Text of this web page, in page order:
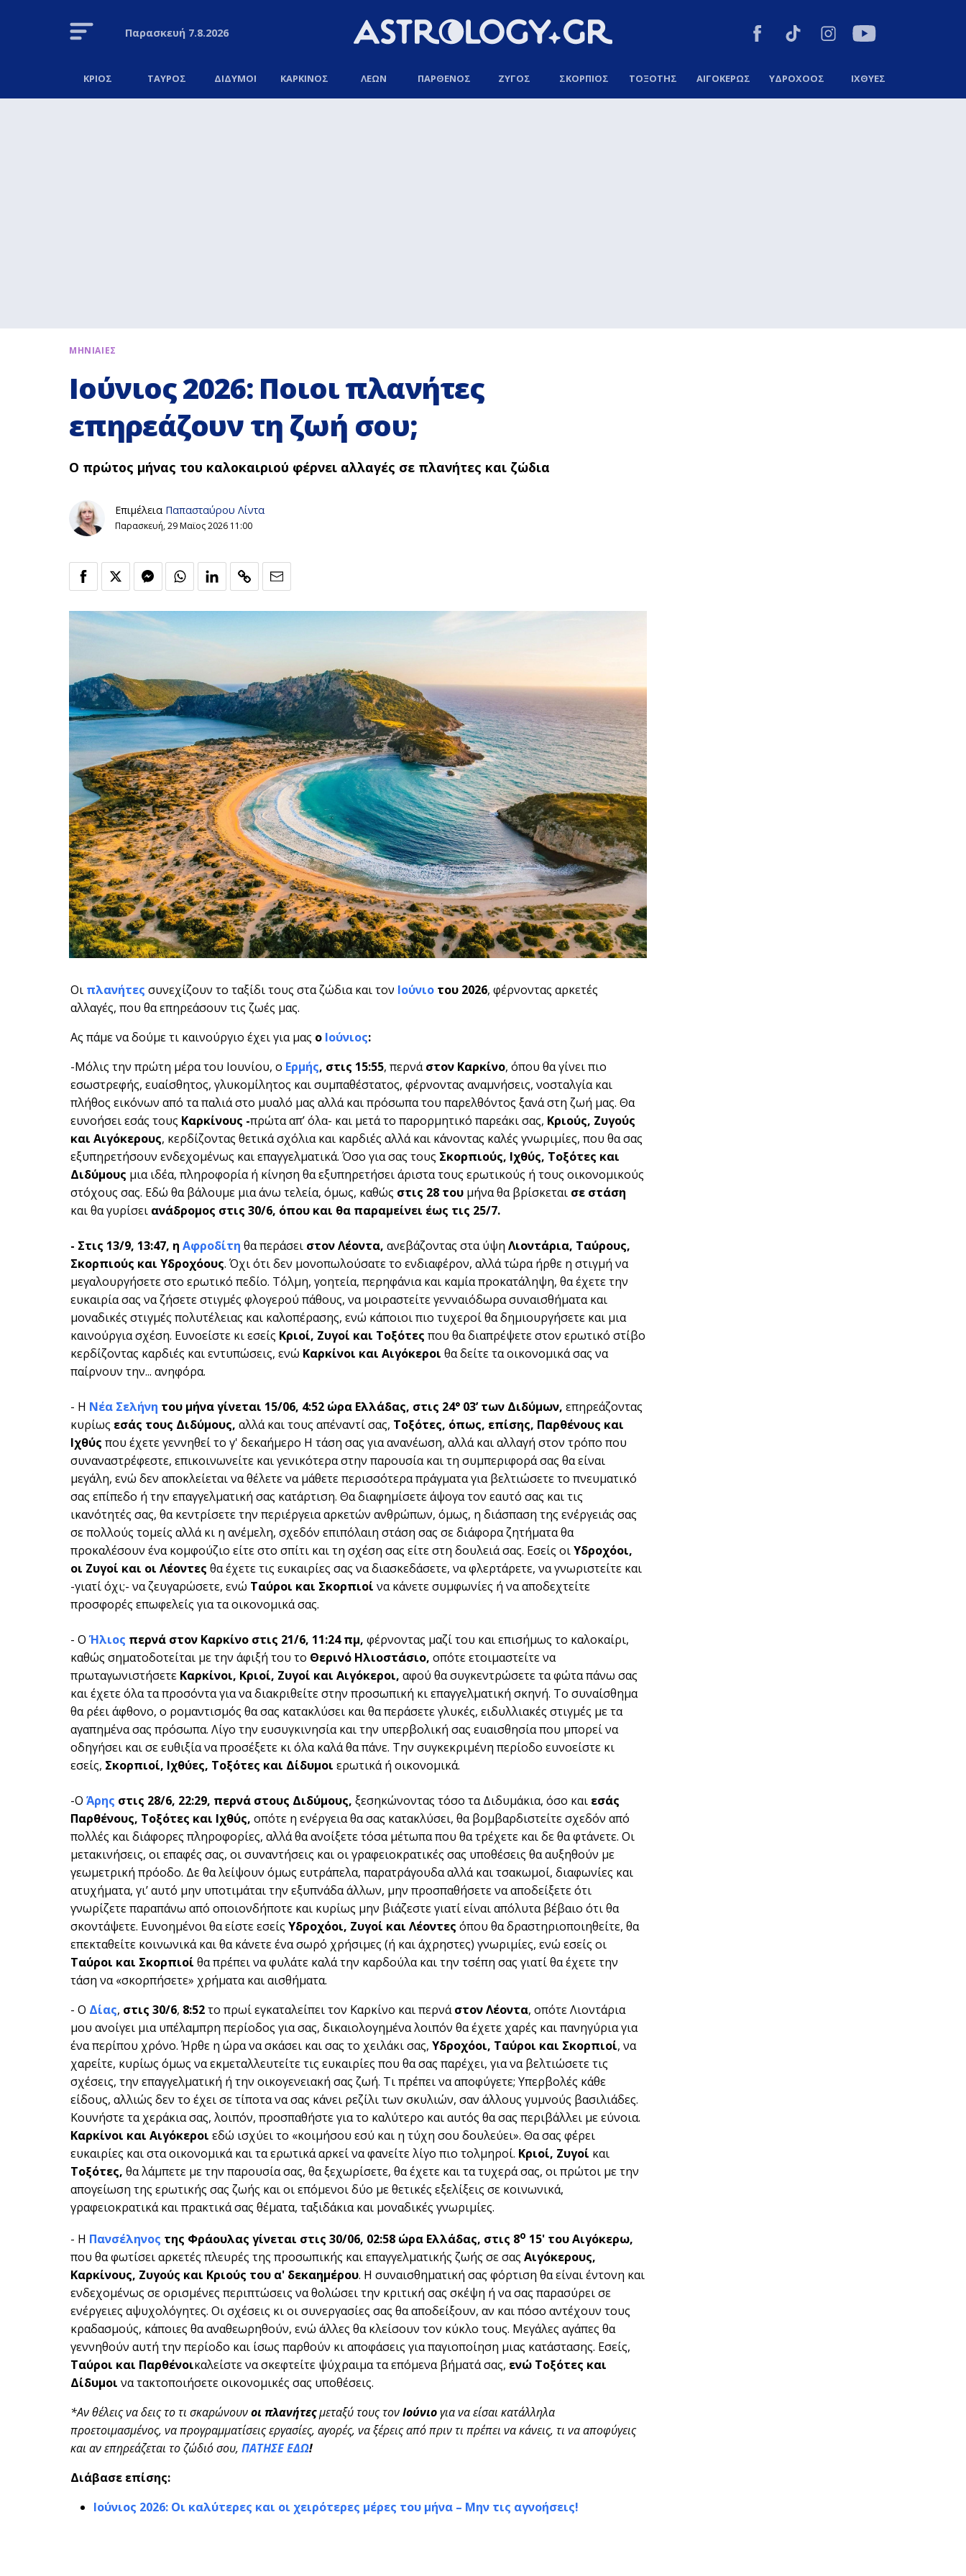
Παρασκευή7.8.2026
ΚΡΙΟΣ ΤΑΥΡΟΣ ΔΙΔΥΜΟΙ ΚΑΡΚΙΝΟΣ ΛΕΩΝ ΠΑΡΘΕΝΟΣ ΖΥΓΟΣ ΣΚΟΡΠΙΟΣ ΤΟΞΟΤΗΣ ΑΙΓΟΚΕΡΩΣ ΥΔΡΟΧΟΟΣ ΙΧΘΥΕΣ
ΜΗΝΙΑΙΕΣ
Ιούνιος 2026: Ποιοι πλανήτες
επηρεάζουν τη ζωή σου;
Ο πρώτος μήνας του καλοκαιριού φέρνει αλλαγές σε πλανήτες και ζώδια
Επιμέλεια Παπασταύρου Λίντα
Παρασκευή, 29 Μαϊος 2026 11:00
Οι πλανήτες συνεχίζουν το ταξίδι τους στα ζώδια και τον Ιούνιο του 2026, φέρνοντας αρκετές
αλλαγές, που θα επηρεάσουν τις ζωές μας.
Ας πάμε να δούμε τι καινούργιο έχει για μας ο Ιούνιος:
-Μόλις την πρώτη μέρα του Ιουνίου, ο Ερμής, στις 15:55, περνάστον Καρκίνο, όπου θα γίνει πιο
εσωστρεφής, ευαίσθητος, γλυκομίλητος και συμπαθέστατος, φέρνοντας αναμνήσεις, νοσταλγία και
πλήθος εικόνων από τα παλιά στο μυαλό μας αλλά και πρόσωπα του παρελθόντος ξανά στη ζωή μας. Θα
ευνοήσει εσάς τους Καρκίνους -πρώτα απ’ όλα- και μετά το παρορμητικό παρεάκι σας, Κριούς, Ζυγούς
και Αιγόκερους, κερδίζοντας θετικά σχόλια και καρδιές αλλά και κάνοντας καλές γνωριμίες, που θα σας
εξυπηρετήσουν ενδεχομένως και επαγγελματικά. Όσο για σας τους Σκορπιούς, Ιχθύς, Τοξότες και
Διδύμους μια ιδέα, πληροφορία ή κίνηση θα εξυπηρετήσει άριστα τους ερωτικούς ή τους οικονομικούς
στόχους σας. Εδώ θα βάλουμε μια άνω τελεία, όμως, καθώς στις 28 του μήνα θα βρίσκεται σε στάση
και θα γυρίσει ανάδρομος στις 30/6, όπου και θα παραμείνει έως τις 25/7.
- Στις 13/9, 13:47, η Αφροδίτη θα περάσει στον Λέοντα, ανεβάζοντας στα ύψη Λιοντάρια, Ταύρους,
Σκορπιούς και Υδροχόους. Όχι ότι δεν μονοπωλούσατε το ενδιαφέρον, αλλά τώρα ήρθε η στιγμή να
μεγαλουργήσετε στο ερωτικό πεδίο. Τόλμη, γοητεία, περηφάνια και καμία προκατάληψη, θα έχετε την
ευκαιρία σας να ζήσετε στιγμές φλογερού πάθους, να μοιραστείτε γενναιόδωρα συναισθήματα και
μοναδικές στιγμές πολυτέλειας και καλοπέρασης, ενώ κάποιοι πιο τυχεροί θα δημιουργήσετε και μια
καινούργια σχέση. Ευνοείστε κι εσείς Κριοί, Ζυγοί και Τοξότες που θα διαπρέψετε στον ερωτικό στίβο
κερδίζοντας καρδιές και εντυπώσεις, ενώ Καρκίνοι και Αιγόκεροι θα δείτε τα οικονομικά σας να
παίρνουν την... ανηφόρα.
- Η Νέα Σελήνη του μήναγίνεται 15/06, 4:52 ώρα Ελλάδας, στις 24° 03’ των Διδύμων, επηρεάζοντας
κυρίως εσάς τους Διδύμους, αλλά και τους απέναντί σας, Τοξότες, όπως, επίσης, Παρθένους και
Ιχθύς που έχετε γεννηθεί το γ' δεκαήμερο Η τάση σας για ανανέωση, αλλά και αλλαγή στον τρόπο που
συναναστρέφεστε, επικοινωνείτε και γενικότερα στην παρουσία και τη συμπεριφορά σας θα είναι
μεγάλη, ενώ δεν αποκλείεται να θέλετε να μάθετε περισσότερα πράγματα για βελτιώσετε το πνευματικό
σας επίπεδο ή την επαγγελματική σας κατάρτιση. Θα διαφημίσετε άψογα τον εαυτό σας και τις
ικανότητές σας, θα κεντρίσετε την περιέργεια αρκετών ανθρώπων, όμως, η διάσπαση της ενέργειάς σας
σε πολλούς τομείς αλλά κι η ανέμελη, σχεδόν επιπόλαιη στάση σας σε διάφορα ζητήματα θα
προκαλέσουν ένα κομφούζιο είτε στο σπίτι και τη σχέση σας είτε στη δουλειά σας. Εσείς οιΥδροχόοι,
οι Ζυγοί και οι Λέοντες θα έχετε τις ευκαιρίες σας να διασκεδάσετε, να φλερτάρετε, να γνωριστείτε και
-γιατί όχι;- να ζευγαρώσετε, ενώ Ταύροι και Σκορπιοί να κάνετε συμφωνίες ή να αποδεχτείτε
προσφορές επωφελείς για τα οικονομικά σας.
- ΟΉλιος περνά στον Καρκίνο στις 21/6, 11:24 πμ, φέρνοντας μαζί του και επισήμως το καλοκαίρι,
καθώς σηματοδοτείται με την άφιξή του το Θερινό Ηλιοστάσιο, οπότε ετοιμαστείτε να
πρωταγωνιστήσετε Καρκίνοι, Κριοί, Ζυγοί και Αιγόκεροι, αφού θα συγκεντρώσετε τα φώτα πάνω σας
και έχετε όλα τα προσόντα για να διακριθείτε στην προσωπική κι επαγγελματική σκηνή. Το συναίσθημα
θα ρέει άφθονο, ο ρομαντισμός θα σας κατακλύσει και θα περάσετε γλυκές, ειδυλλιακές στιγμές με τα
αγαπημένα σας πρόσωπα. Λίγο την ευσυγκινησία και την υπερβολική σας ευαισθησία που μπορεί να
οδηγήσει και σε ευθιξία να προσέξετε κι όλα καλά θα πάνε. Την συγκεκριμένη περίοδο ευνοείστε κι
εσείς, Σκορπιοί, Ιχθύες, Τοξότες και Δίδυμοι ερωτικά ή οικονομικά.
-Ο Άρης στις 28/6, 22:29, περνά στους Διδύμους, ξεσηκώνοντας τόσο τα Διδυμάκια, όσο και εσάς
Παρθένους, Τοξότες και Ιχθύς, οπότε η ενέργεια θα σας κατακλύσει, θα βομβαρδιστείτε σχεδόν από
πολλές και διάφορες πληροφορίες, αλλά θα ανοίξετε τόσα μέτωπα που θα τρέχετε και δε θα φτάνετε. Οι
μετακινήσεις, οι επαφές σας, οι συναντήσεις και οι γραφειοκρατικές σας υποθέσεις θα αυξηθούν με
γεωμετρική πρόοδο. Δε θα λείψουν όμως ευτράπελα, παρατράγουδα αλλά και τσακωμοί, διαφωνίες και
ατυχήματα, γι’ αυτό μην υποτιμάται την εξυπνάδα άλλων, μην προσπαθήσετε να αποδείξετε ότι
γνωρίζετε παραπάνω από οποιονδήποτε και κυρίως μην βιάζεστε γιατί είναι απόλυτα βέβαιο ότι θα
σκοντάψετε. Ευνοημένοι θα είστε εσείς Υδροχόοι, Ζυγοί και Λέοντες όπου θα δραστηριοποιηθείτε, θα
επεκταθείτε κοινωνικά και θα κάνετε ένα σωρό χρήσιμες (ή και άχρηστες) γνωριμίες, ενώ εσείς οι
Ταύροι και Σκορπιοί θα πρέπει να φυλάτε καλά την καρδούλα και την τσέπη σας γιατί θα έχετε την
τάση να «σκορπήσετε» χρήματα και αισθήματα.
- Ο Δίας, στις 30/6, 8:52το πρωί εγκαταλείπει τον Καρκίνο και περνάστον Λέοντα, οπότε Λιοντάρια
μου ανοίγει μια υπέλαμπρη περίοδος για σας, δικαιολογημένα λοιπόν θα έχετε χαρές και πανηγύρια για
ένα περίπου χρόνο. Ήρθε η ώρα να σκάσει και σας το χειλάκι σας, Υδροχόοι, Ταύροι και Σκορπιοί, να
χαρείτε, κυρίως όμως να εκμεταλλευτείτε τις ευκαιρίες που θα σας παρέχει, για να βελτιώσετε τις
σχέσεις, την επαγγελματική ή την οικογενειακή σας ζωή. Τι πρέπει να αποφύγετε; Υπερβολές κάθε
είδους, αλλιώς δεν το έχει σε τίποτα να σας κάνει ρεζίλι των σκυλιών, σαν άλλους γυμνούς βασιλιάδες.
Κουνήστε τα χεράκια σας, λοιπόν, προσπαθήστε για το καλύτερο και αυτός θα σας περιβάλλει με εύνοια.
Καρκίνοι και Αιγόκεροι εδώ ισχύει το «κοιμήσου εσύ και η τύχη σου δουλεύει». Θα σας φέρει
ευκαιρίες και στα οικονομικά και τα ερωτικά αρκεί να φανείτε λίγο πιο τολμηροί. Κριοί, Ζυγοί και
Τοξότες, θα λάμπετε με την παρουσία σας, θα ξεχωρίσετε, θα έχετε και τα τυχερά σας, οι πρώτοι με την
απογείωση της ερωτικής σας ζωής και οι επόμενοι δύο με θετικές εξελίξεις σε κοινωνικά,
γραφειοκρατικά και πρακτικά σας θέματα, ταξιδάκια και μοναδικές γνωριμίες.
- Η Πανσέληνος της Φράουλας γίνεται στις 30/06, 02:58 ώρα Ελλάδας, στις 8ο 15' του Αιγόκερω,
που θα φωτίσει αρκετές πλευρές της προσωπικής και επαγγελματικής ζωής σε σας Αιγόκερους,
Καρκίνους, Ζυγούς και Κριούς του α' δεκαημέρου. Η συναισθηματική σας φόρτιση θα είναι έντονη και
ενδεχομένως σε ορισμένες περιπτώσεις να θολώσει την κριτική σας σκέψη ή να σας παρασύρει σε
ενέργειες αψυχολόγητες. Οι σχέσεις κι οι συνεργασίες σας θα αποδείξουν, αν και πόσο αντέχουν τους
κραδασμούς, κάποιες θα αναθεωρηθούν, ενώ άλλες θα κλείσουν τον κύκλο τους. Μεγάλες αγάπες θα
γεννηθούν αυτή την περίοδο και ίσως παρθούν κι αποφάσεις για παγιοποίηση μιας κατάστασης. Εσείς,
Ταύροι και Παρθένοικαλείστε να σκεφτείτε ψύχραιμα τα επόμενα βήματά σας, ενώ Τοξότες και
Δίδυμοι να τακτοποιήσετε οικονομικές σας υποθέσεις.
*Αν θέλεις να δεις το τι σκαρώνουνοι πλανήτεςμεταξύ τους τονΙούνιογια να είσαι κατάλληλα
προετοιμασμένος, να προγραμματίσεις εργασίες, αγορές, να ξέρεις από πριν τι πρέπει να κάνεις, τι να αποφύγεις
και αν επηρεάζεται το ζώδιό σου, ΠΑΤΗΣΕ ΕΔΩ!
Διάβασε επίσης:
Ιούνιος 2026: Οι καλύτερες και οι χειρότερες μέρες του μήνα – Μην τις αγνοήσεις!